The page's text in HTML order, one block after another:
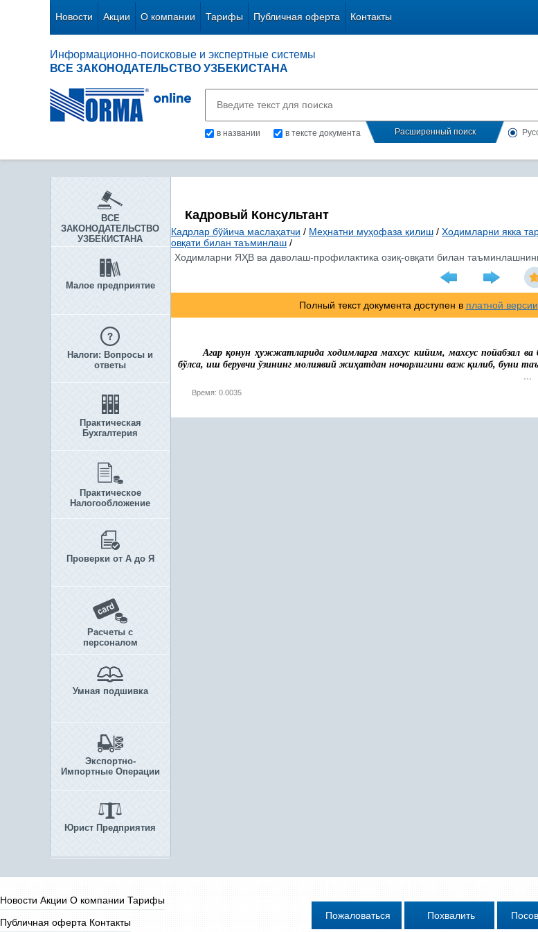
Новости Акции О компании Тарифы Публичная оферта Контакты
Информационно-поисковые и экспертные системы
ВСЕ ЗАКОНОДАТЕЛЬСТВО УЗБЕКИСТАНА
в названии в тексте документа Расширенный поиск
ВСЕ
ЗАКОНОДАТЕЛЬСТВО
УЗБЕКИСТАНА
Малое предприятие
Налоги: Вопросы и
ответы
Практическая
Бухгалтерия
Практическое
Налогообложение
Проверки от А до Я
Расчеты с
персоналом
Умная подшивка
Экспортно-
Импортные Операции
Юрист Предприятия
Кадровый Консультант
Кадрлар бўйича маслаҳатчи / Меҳнатни муҳофаза қилиш / Ходимларни якка
овқати билан таъминлаш /
Ходимларни ЯҲВ ва даволаш-профилактика озиқ-овқати билан
Полный текст документа доступен в платной версии
Агар қонун ҳужжатларида ходимларгамахсус кийим, махсус пойабзал ва
бўлса, иш берувчи ўзининг молиявий жиҳатдан ночорлигини важ қилиб, буни
Время: 0.0035
Новости Акции О компании Тарифы
Публичная оферта Контакты